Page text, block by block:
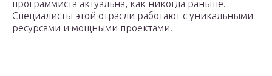
программиста актуальна, как никогда раньше.
Специалисты этой отрасли работают с уникальными
ресурсами и мощными проектами.